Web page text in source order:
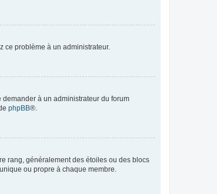
ce problème à un administrateur.
demander à un administrateur du forum
phpBB®.
rang, généralement des étoiles ou des blocs
ou propre à chaque membre.